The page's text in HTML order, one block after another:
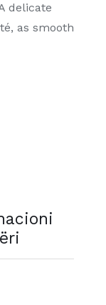
delicate
as smooth